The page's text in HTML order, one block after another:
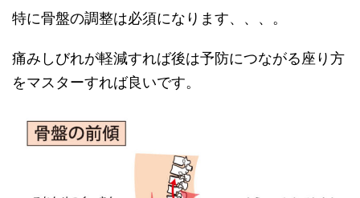
特に骨盤の調整は必須になります、、、。
痛みしびれが軽減すれば後は予防につながる座り方
をマスターすれば良いです。